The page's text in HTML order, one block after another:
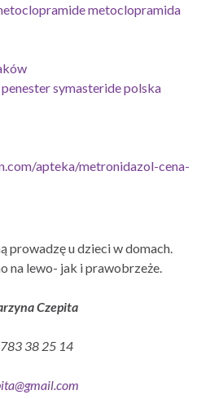
metoclopramida
symasteride polska
apteka/metronidazol-cena-
prowadzę u dzieci w domach.
na lewo- jak i prawobrzeże.
Czepita
38 25 14